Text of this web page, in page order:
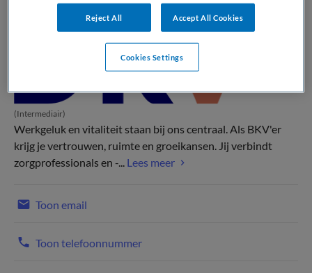
(Intermediair)
Werkgeluk en vitaliteit staan bij ons centraal. Als BKV'er
krijg je vertrouwen, ruimte en groeikansen. Jij verbindt
zorgprofessionals en -... Lees meer
Toon email
Toon telefoonnummer
Reject All Accept All Cookies
Cookies Settings